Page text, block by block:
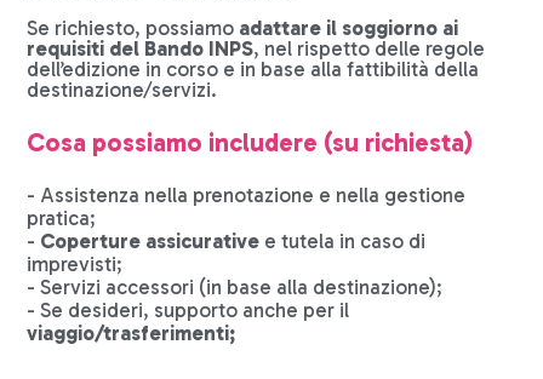
Se richiesto, possiamo adattare il soggiorno ai
requisiti del Bando INPS, nel rispetto delle regole
dell’edizione in corso e in base alla fattibilità della
destinazione/servizi.
Cosa possiamo includere (su richiesta)
- Assistenza nella prenotazione e nella gestione
pratica;
- Coperture assicurative e tutela in caso di
imprevisti;
- Servizi accessori (in base alla destinazione);
- Se desideri, supporto anche per il
viaggio/trasferimenti;